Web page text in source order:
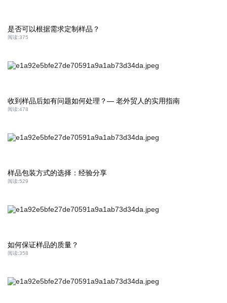
是否可以根据需求定制样品？
阅读:375
收到样品后如有问题如何处理？— 老外贸人的实用指南
阅读:478
样品包装方式的选择：经验分享
阅读:529
如何保证样品的质量？
阅读:358